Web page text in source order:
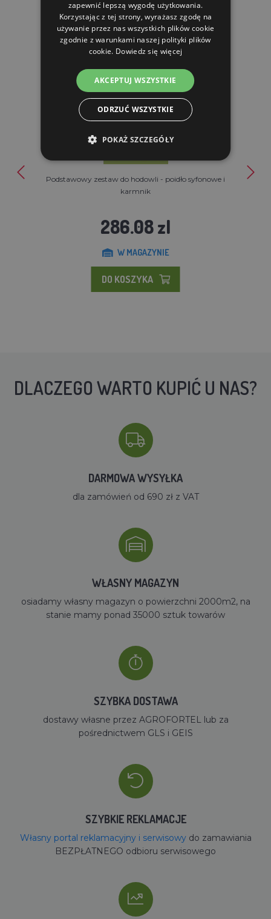
PRODUKTY POWIĄZANE
Podstawowy zestaw do hodowli - poidło syfonowe i
karmnik
286.08 zl
W MAGAZYNIE
DO KOSZYKA
DLACZEGO WARTO KUPIĆ U NAS?
DARMOWA WYSYŁKA
dla zamówień od 690 zł z VAT
WŁASNY MAGAZYN
osiadamy własny magazyn o powierzchni 2000m2, na
stanie mamy ponad 35000 sztuk towarów
SZYBKA DOSTAWA
dostawy własne przez AGROFORTEL lub za
pośrednictwem GLS i GEIS
SZYBKIE REKLAMACJE
Własny portal reklamacyjny i serwisowydo zamawiania
BEZPŁATNEGO odbioru serwisowego
zapewnić lepszą wygodę użytkowania.
Korzystając z tej strony, wyrażasz zgodę na
używanie przez nas wszystkich plików cookie
zgodnie z warunkami naszej polityki plików
cookie. Dowiedz się więcej
AKCEPTUJ WSZYSTKIE
ODRZUĆ WSZYSTKIE
POKAŻ SZCZEGÓŁY